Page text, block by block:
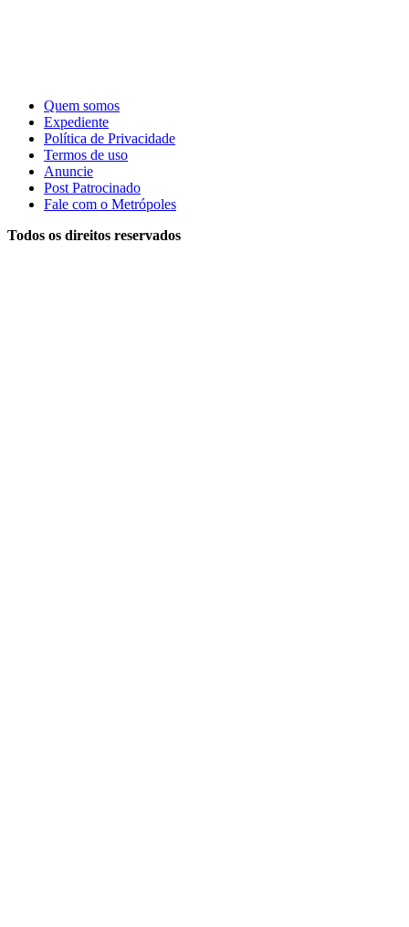
Quem somos
Expediente
Política de Privacidade
Termos de uso
Anuncie
Post Patrocinado
Fale com o Metrópoles
Todos os direitos reservados